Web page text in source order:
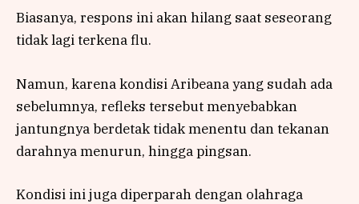
Biasanya, respons ini akan hilang saat seseorang
tidak lagi terkena flu.
Namun, karena kondisi Aribeana yang sudah ada
sebelumnya, refleks tersebut menyebabkan
jantungnya berdetak tidak menentu dan tekanan
darahnya menurun, hingga pingsan.
Kondisi ini juga diperparah dengan olahraga